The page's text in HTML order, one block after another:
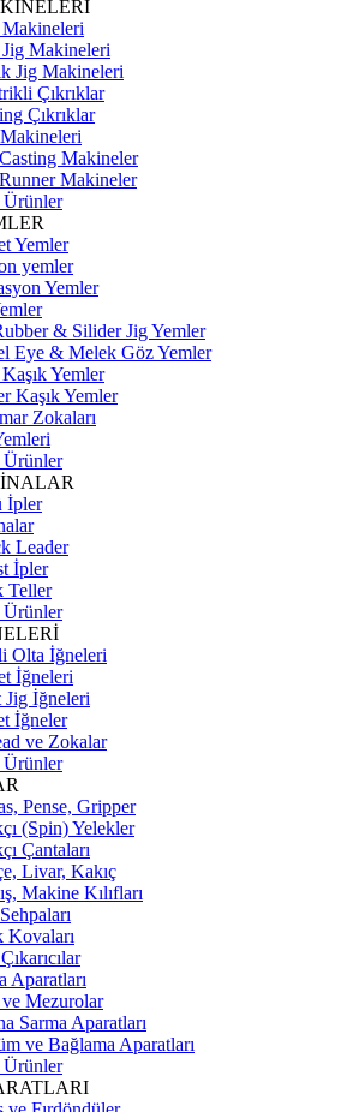
Makineleri
Jig Makineleri
Çıkrıklar
Çıkrıklar
Makineler
Makineler
Yemler
yemler
Yemler
& Silider Jig Yemler
Eye & Melek Göz Yemler
Yemler
Kaşık Yemler
Zokaları
İpler
Leader
İpler
Teller
Olta İğneleri
İğneleri
Jig İğneleri
İğneler
ve Zokalar
Pense, Gripper
(Spin) Yelekler
Çantaları
Livar, Kakıç
Makine Kılıfları
Kovaları
Aparatları
ve Mezurolar
Sarma Aparatları
ve Bağlama Aparatları